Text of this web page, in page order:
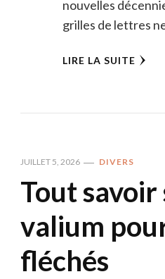
nouvelles
grilles de lettres
LIRE LA SUITE
JUILLET 5, 2026 DIVERS
Tout savoir
valium
fléchés